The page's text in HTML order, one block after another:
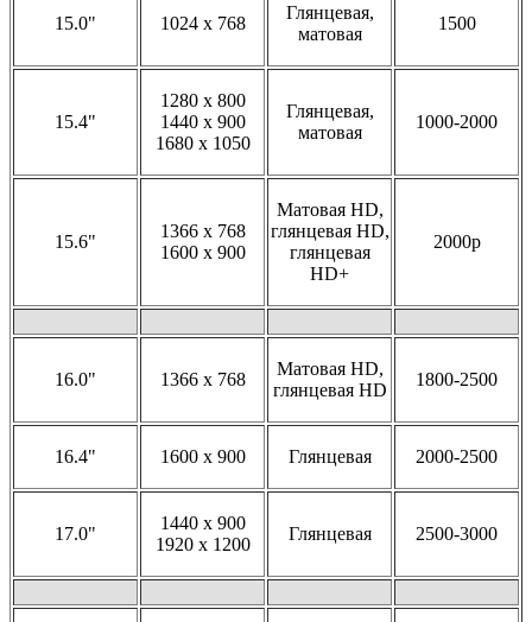
15.0" 1024 x 768
Глянцевая,
матовая
1500
15.4"
1280 x 800
1440 x 900
1680 x 1050
Глянцевая,
матовая
1000-2000
15.6"
1366 x 768
1600 x 900
Матовая HD,
глянцевая HD,
глянцевая
HD+
2000р
16.0" 1366 x 768
Матовая HD,
глянцевая HD
1800-2500
16.4" 1600 x 900 Глянцевая 2000-2500
17.0"
1440 x 900
1920 x 1200
Глянцевая 2500-3000